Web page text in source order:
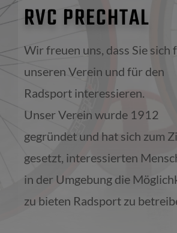
RVC PRECHTAL
Wir freuen uns, dass Sie sich
unseren Verein und für den
Radsport interessieren.
Unser Verein wurde 1912
gegründet und hat sich zum
gesetzt, interessierten
in der Umgebung die
zu bieten Radsport zu